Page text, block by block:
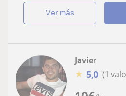
ver más
Javier
★ 5,0 (1